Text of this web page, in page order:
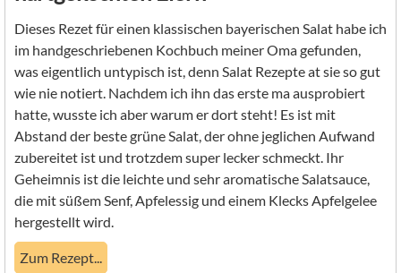
Dieses Rezet für einen klassischen bayerischen Salat habe ich
im handgeschriebenen Kochbuch meiner Oma gefunden,
was eigentlich untypisch ist, denn Salat Rezepte at sie so gut
wie nie notiert. Nachdem ich ihn das erste ma ausprobiert
hatte, wusste ich aber warum er dort steht! Es ist mit
Abstand der beste grüne Salat, der ohne jeglichen Aufwand
zubereitet ist und trotzdem super lecker schmeckt. Ihr
Geheimnis ist die leichte und sehr aromatische Salatsauce,
die mit süßem Senf, Apfelessig und einem Klecks Apfelgelee
hergestellt wird.
Zum Rezept...